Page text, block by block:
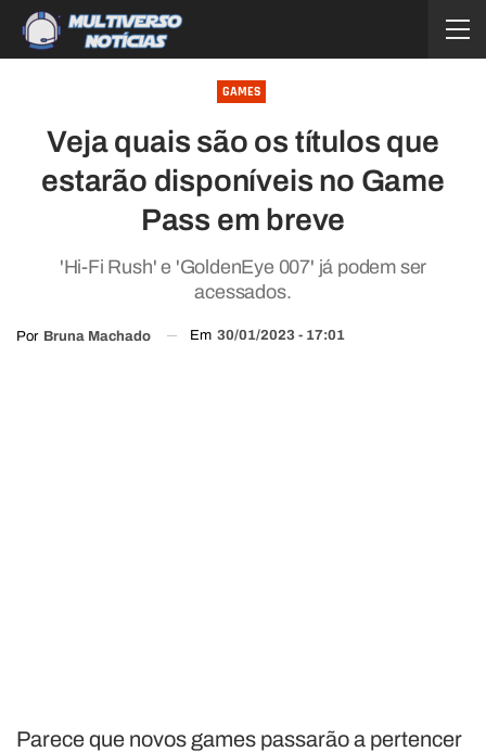
GAMES
Veja quais são os títulos que
estarão disponíveis no Game
Pass em breve
'Hi-Fi Rush' e 'GoldenEye 007' já podem ser
acessados.
Por Bruna Machado Em 30/01/2023 - 17:01
Parece que novos games passarão a pertencer